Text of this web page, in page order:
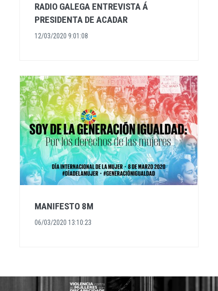
RADIO GALEGA ENTREVISTA Á
PRESIDENTA DE ACADAR
12/03/2020 9:01:08
MANIFESTO 8M
06/03/2020 13:10:23